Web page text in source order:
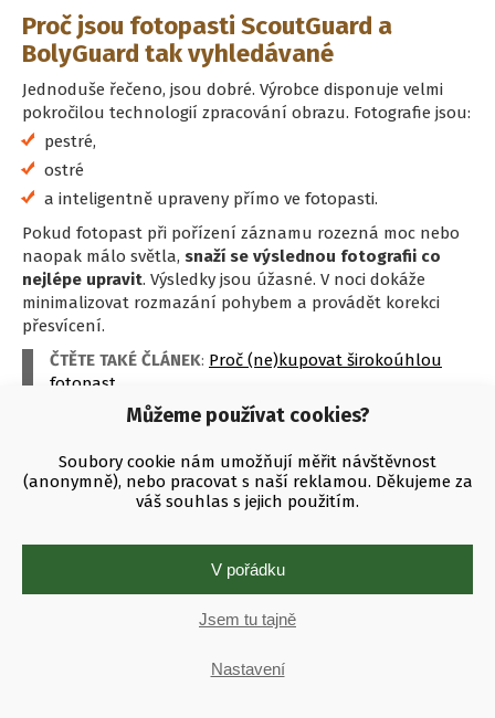
Můžeme používat cookies?
Soubory cookie nám umožňují měřit návštěvnost
(anonymně), nebo pracovat s naší reklamou. Děkujeme za
váš souhlas s jejich použitím.
V pořádku
Jsem tu tajně
Nastavení
Proč jsou fotopasti ScoutGuard a
BolyGuard tak vyhledávané
Jednoduše řečeno, jsou dobré. Výrobce disponuje velmi
pokročilou technologií zpracování obrazu. Fotografie jsou:
pestré,
ostré
a inteligentně upraveny přímo ve fotopasti.
Pokud fotopast při pořízení záznamu rozezná moc nebo
naopak málo světla, snaží se výslednou fotografii co
nejlépe upravit. Výsledky jsou úžasné. V noci dokáže
minimalizovat rozmazání pohybem a provádět korekci
přesvícení.
ČTĚTE TAKÉ ČLÁNEK: Proč (ne)kupovat širokoúhlou
fotopast
Vyzkoušejte fotopast sami
Udělejte si obrázek samia vyzkoušejte tuto fotopast na